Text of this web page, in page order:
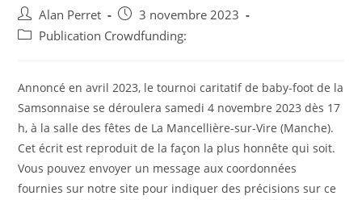
Auteur/autrice
de
Alan Perret
Post
published:
3 novembre 2023
PostPublication Crowdfunding:
Annoncé en avril 2023, le tournoi caritatif de baby-foot de la
Samsonnaise se déroulera samedi 4 novembre 2023 dès 17
h, à la salle des fêtes de La Mancellière-sur-Vire (Manche).
Cet écrit est reproduit de la façon la plus honnête qui soit.
Vous pouvez envoyer un message aux coordonnées
fournies sur notre site pour indiquer des précisions sur ce